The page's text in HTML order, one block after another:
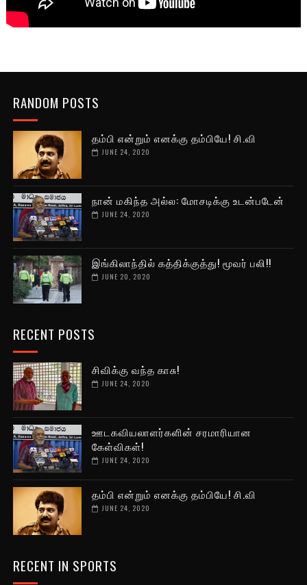
RANDOM POSTS
தம்பி என்றும் எனக்கு தம்பியே! சி.வி
JUNE 24, 2020
நான் மகிந்த அல்ல: மோசடிக்கு உடன்படேன்
JUNE 24, 2020
இங்கிலாந்தில் கத்திக்குத்து! மூவர் பலி!!
JUNE 20, 2020
RECENT POSTS
சிவிக்கு வந்த காசு!
JUNE 24, 2020
ஊடகவியலாளர்களின் சரமாரியான
கேள்விகள்!
JUNE 24, 2020
தம்பி என்றும் எனக்கு தம்பியே! சி.வி
JUNE 24, 2020
RECENT IN SPORTS